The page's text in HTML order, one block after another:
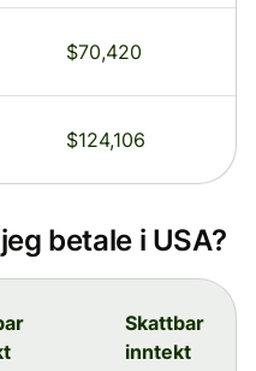
$70,420
$124,106
betale i USA?
Skattbar
inntekt